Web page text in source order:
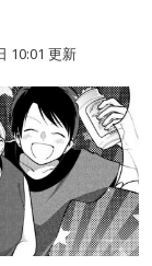
10:01 更新